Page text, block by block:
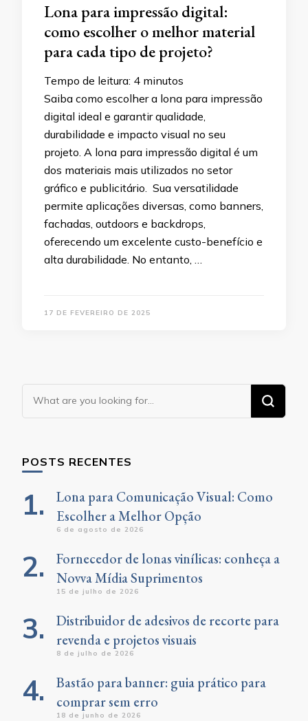
Lona para impressão digital:
como escolher o melhor material
para cada tipo de projeto?
Tempo de leitura: 4 minutos
Saiba como escolher a lona para impressão
digital ideal e garantir qualidade,
durabilidade e impacto visual no seu
projeto. A lona para impressão digital é um
dos materiais mais utilizados no setor
gráfico e publicitário. Sua versatilidade
permite aplicações diversas, como banners,
fachadas, outdoors e backdrops,
oferecendo um excelente custo-benefício e
alta durabilidade. No entanto, …
17 DE FEVEREIRO DE 2025
Looking
for
POSTS RECENTES
Lona para Comunicação Visual: Como
Escolher a Melhor Opção
6 de agosto de 2026
Fornecedor de lonas vinílicas: conheça a
Novva Mídia Suprimentos
15 de julho de 2026
Distribuidor de adesivos de recorte para
revenda e projetos visuais
8 de julho de 2026
Bastão para banner: guia prático para
comprar sem erro
18 de junho de 2026